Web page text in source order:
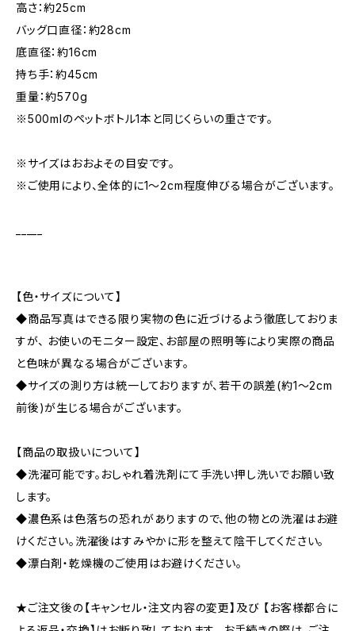
高さ：約25cm
バッグ口直径：約28cm
底直径：約16cm
持ち手：約45cm
重量：約570g
※500mlのペットボトル1本と同じくらいの重さです。
※サイズはおおよその目安です。
※ご使用により、全体的に1〜2cm程度伸びる場合がございます。
【色・サイズについて】
◆商品写真はできる限り実物の色に近づけるよう徹底しておりま
すが、 お使いのモニター設定、お部屋の照明等により実際の商品
と色味が異なる場合がございます。
◆サイズの測り方は統一しておりますが、若干の誤差(約1～2cm
前後)が生じる場合がございます。
【商品の取扱いについて】
◆洗濯可能です。おしゃれ着洗剤にて手洗い押し洗いでお願い致
します。
◆濃色系は色落ちの恐れがありますので、他の物との洗濯はお避
けください。洗濯後はすみやかに形を整えて陰干してください。
◆漂白剤・乾燥機のご使用はお避けください。
★ご注文後の【キャンセル・注文内容の変更】及び 【お客様都合に